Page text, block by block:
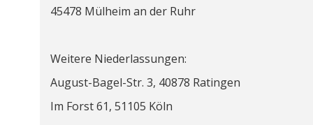
45478 Mülheim an der Ruhr
Weitere Niederlassungen:
August-Bagel-Str. 3, 40878 Ratingen
Im Forst 61, 51105 Köln